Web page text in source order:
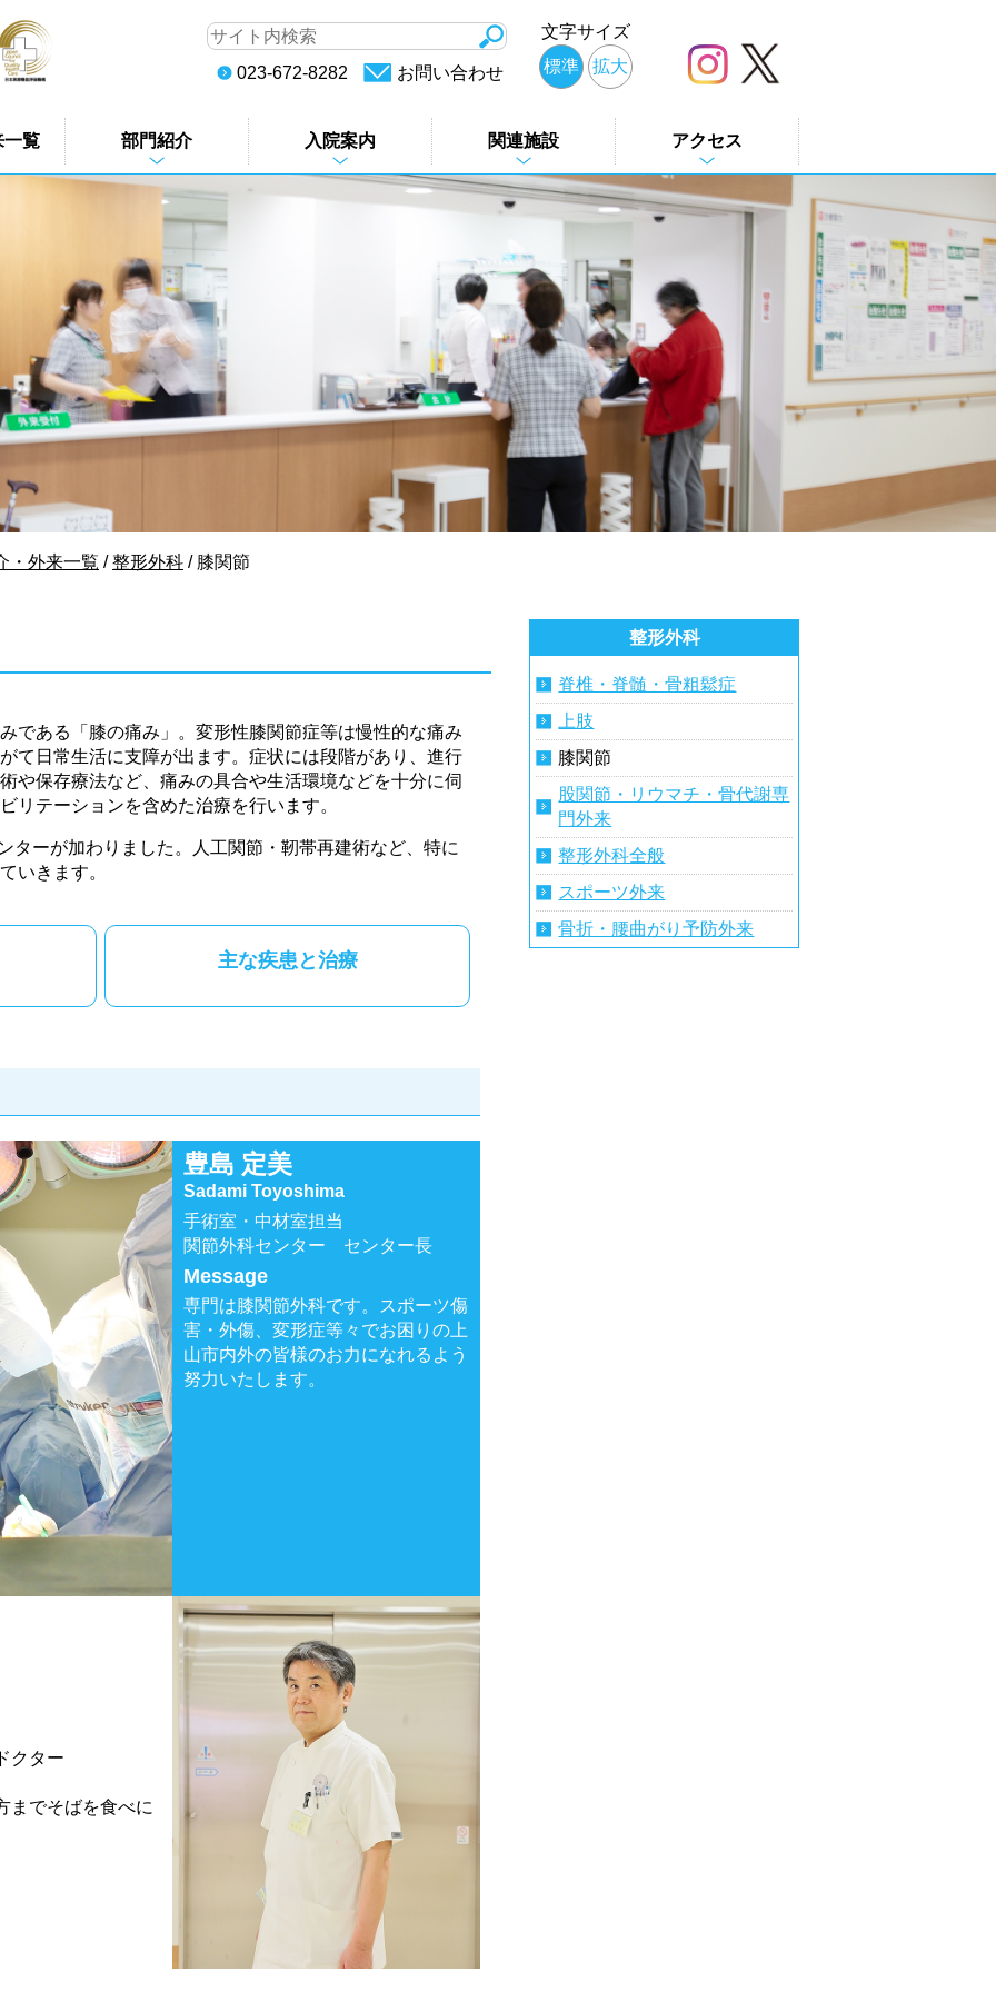
023-672-8282 お問い合わせ
文字サイズ
標準
拡大
一覧 部門紹介 入院案内 関連施設 アクセス
・外来一覧 /整形外科 / 膝関節
である「膝の痛み」。変形性膝関節症等は慢性的な痛み
て日常生活に支障が出ます。症状には段階があり、進行
や保存療法など、痛みの具合や生活環境などを十分に伺
リテーションを含めた治療を行います。
ターが加わりました。人工関節・靭帯再建術など、特に
ていきます。
主な疾患と治療
豊島 定美
Sadami Toyoshima
手術室・中材室担当
関節外科センター センター長
Message
専門は膝関節外科です。スポーツ傷
害・外傷、変形症等々でお困りの上
山市内外の皆様のお力になれるよう
努力いたします。
クター
までそばを食べに
整形外科
脊椎・脊髄・骨粗鬆症
上肢
膝関節
股関節・リウマチ・骨代謝専
門外来
整形外科全般
スポーツ外来
骨折・腰曲がり予防外来